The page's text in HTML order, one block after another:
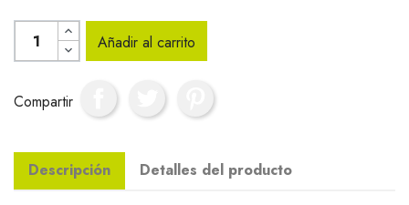
Añadir al carrito
Compartir
Descripción Detalles del producto